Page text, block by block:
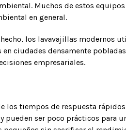
Muchos de estos equipos
en general.
los lavavajillas modernos
ciudades densamente
empresariales.
los tiempos de respuesta
ser poco prácticos para